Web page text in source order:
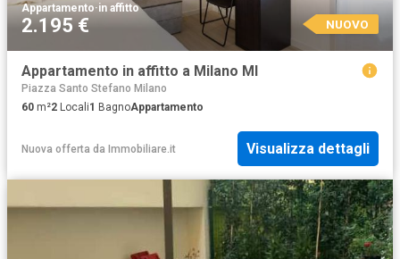
Appartamento·in affitto
2.195 € NUOVO
Appartamento in affitto a Milano MI
Piazza Santo Stefano Milano
60 m²2 Locali1 BagnoAppartamento
Nuova offerta da Immobiliare.it Visualizza dettagli